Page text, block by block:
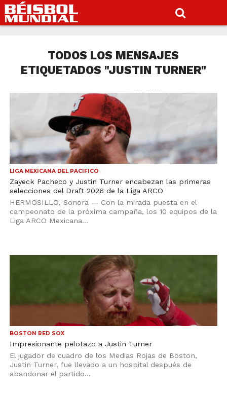
TODOS LOS MENSAJES
ETIQUETADOS "JUSTIN TURNER"
LIGA MEXICANA DEL PACIFICO
Zayeck Pacheco y Justin Turner encabezan las primeras
selecciones del Draft 2026 de la Liga ARCO
HERMOSILLO, Sonora — Con la mirada puesta en el
campeonato de la próxima campaña, los 10 equipos de la
Liga ARCO Mexicana...
BOSTON RED SOX
Impresionante pelotazo a Justin Turner
El jugador de cuadro de los Medias Rojas de Boston,
Justin Turner, fue llevado a un hospital después de
abandonar el partido...